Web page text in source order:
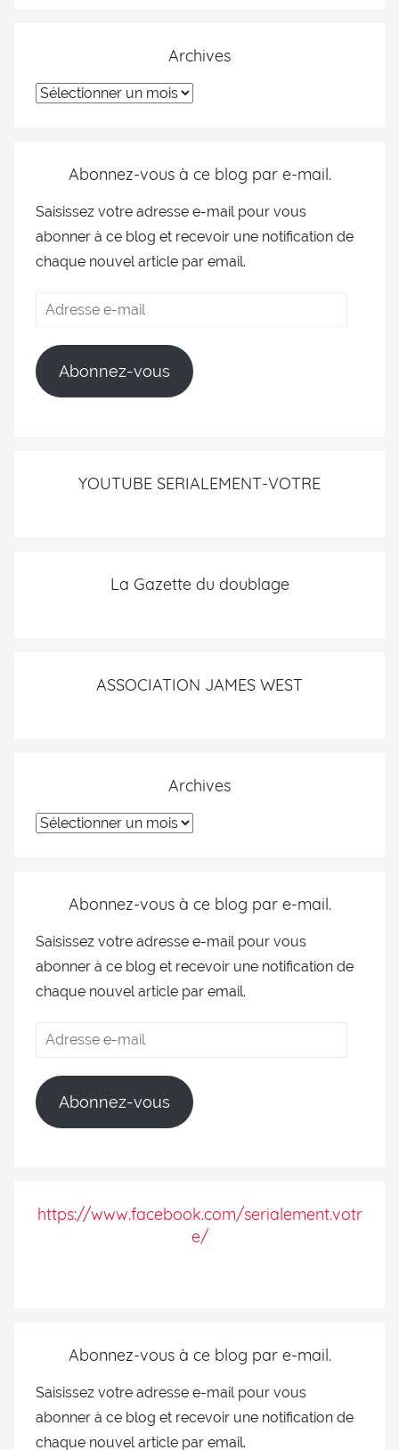
Archives
Abonnez-vous à ce blog par e-mail.
Saisissez votre adresse e-mail pour vous
abonner à ce blog et recevoir une notification de
chaque nouvel article par email.
Abonnez-vous
YOUTUBE SERIALEMENT-VOTRE
La Gazette du doublage
ASSOCIATION JAMES WEST
Archives
Abonnez-vous à ce blog par e-mail.
Saisissez votre adresse e-mail pour vous
abonner à ce blog et recevoir une notification de
chaque nouvel article par email.
Abonnez-vous
https://www.facebook.com/serialement.votr
e/
Abonnez-vous à ce blog par e-mail.
Saisissez votre adresse e-mail pour vous
abonner à ce blog et recevoir une notification de
chaque nouvel article par email.